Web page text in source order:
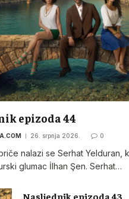
epizoda 44
26. srpnja 2026. 0
nalazi se Serhat Yelduran,
glumac İlhan Şen. Serhat…
Nasljednik epizoda 43